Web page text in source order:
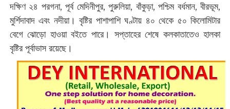
দক্ষিণ ২৪ পরগনা, পূর্ব মেদিনীপুর, পুরুলিয়া, বাঁকুড়া, পশ্চিম বর্ধমান, বীরভূম,
মুর্শিদাবাদ এবং নদীয়া। বৃষ্টির পাশাপাশি ঘণ্টায় ৪০ থেকে ৫০ কিলোমিটার
বেগে ঝোড়ো হাওয়া বইতে পারে। সপ্তাহের শেষে কলকাতাতেও হালকা
বৃষ্টির পূর্বাভাস রয়েছে।